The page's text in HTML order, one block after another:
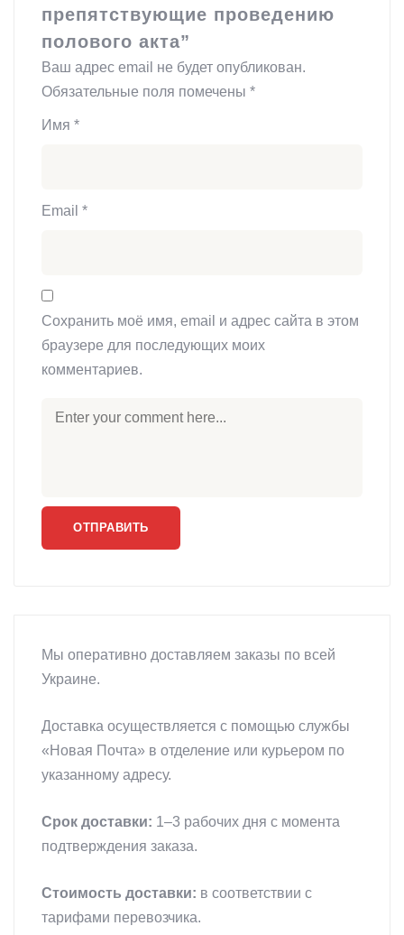
препятствующие проведению
полового акта”
Ваш адрес email не будет опубликован.
Обязательные поля помечены *
Имя *
Email *
Сохранить моё имя, email и адрес сайта в этом
браузере для последующих моих
комментариев.
Мы оперативно доставляем заказы по всей
Украине.
Доставка осуществляется с помощью службы
«Новая Почта» в отделение или курьером по
указанному адресу.
Срок доставки: 1–3 рабочих дня с момента
подтверждения заказа.
Стоимость доставки: в соответствии с
тарифами перевозчика.